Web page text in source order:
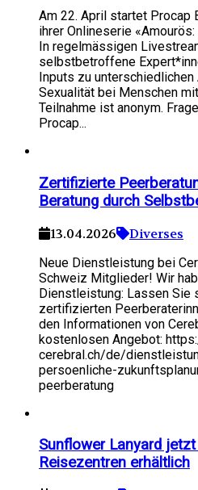
Am 22. April startet Procap
ihrer Onlineserie
In regelmässigen
selbstbetroffene
Inputs zu
Sexualität bei Menschen
Teilnahme ist anonym.
Procap...
Zertifizierte
Beratung durch
13.04.2026 Diverses
Neue Dienstleistung bei
Schweiz Mitglieder! Wir
Dienstleistung: Lassen Sie
zertifizierten
den Informationen von
kostenlosen Angebot:
cerebral.ch/de/
persoenliche-
peerberatung
Sunflower Lanyard
Reisezentren erhältlich